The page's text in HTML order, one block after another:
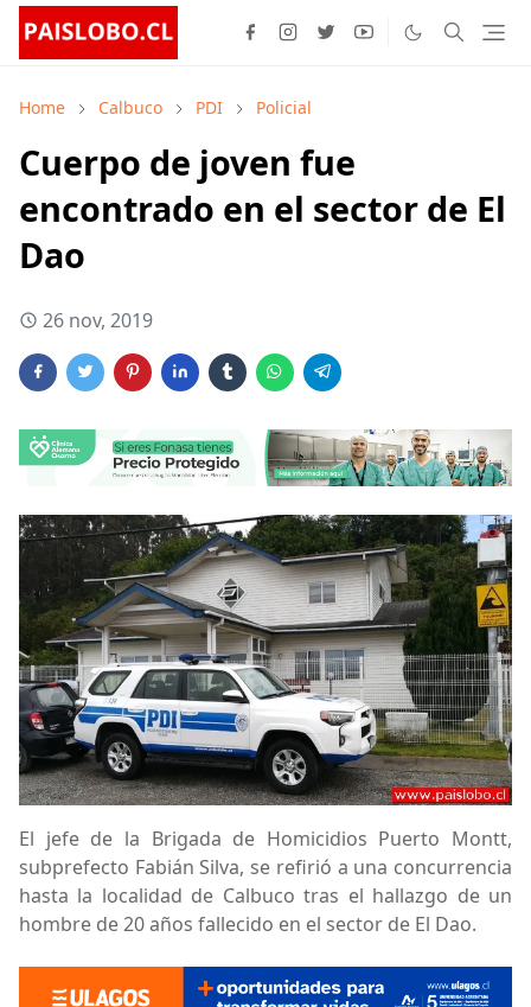
Home Calbuco PDI Policial
Cuerpo de joven fue
encontrado en el sector de El
Dao
26 nov, 2019
El jefe de la Brigada de Homicidios Puerto Montt,
subprefecto Fabián Silva, se refirió a una concurrencia
hasta la localidad de Calbuco tras el hallazgo de un
hombre de 20 años fallecido en el sector de El Dao.